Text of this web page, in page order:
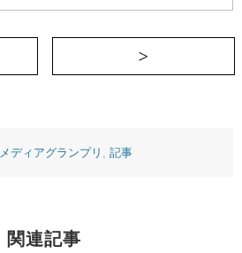
＜ 街の魅力は5歳児が教えてくれた。
メディアグランプリ , 記事
関連記事